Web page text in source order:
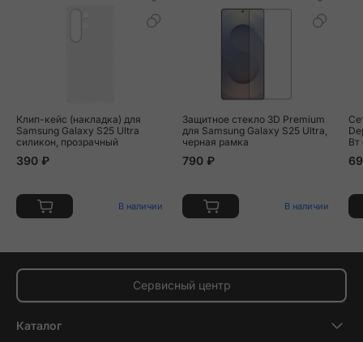
Клип-кейс (накладка) для
Samsung Galaxy S25 Ultra
силикон, прозрачный
390 ₽
В наличии
Защитное стекло 3D Premium
для Samsung Galaxy S25 Ultra,
черная рамка
790 ₽
В наличии
Вт
Сервисный центр
Каталог